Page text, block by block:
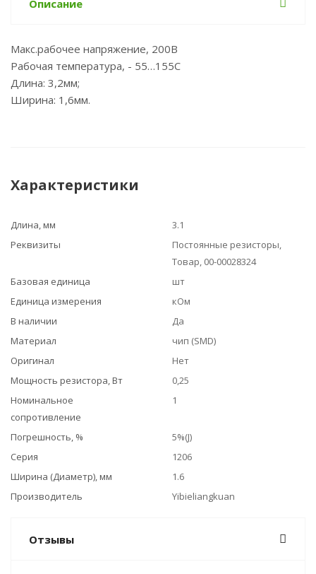
Описание
Макс.рабочее напряжение, 200В
Рабочая температура, - 55…155С
Длина: 3,2мм;
Ширина: 1,6мм.
Характеристики
Длина, мм
3.1
Реквизиты
Постоянные резисторы,
Товар, 00-00028324
Базовая единица
шт
Единица измерения
кОм
В наличии
Да
Материал
чип (SMD)
Оригинал
Нет
Мощность резистора, Вт
0,25
Номинальное
сопротивление
1
Погрешность, %
5%(J)
Серия
1206
Ширина (Диаметр), мм
1.6
Производитель
Yibieliangkuan
Отзывы